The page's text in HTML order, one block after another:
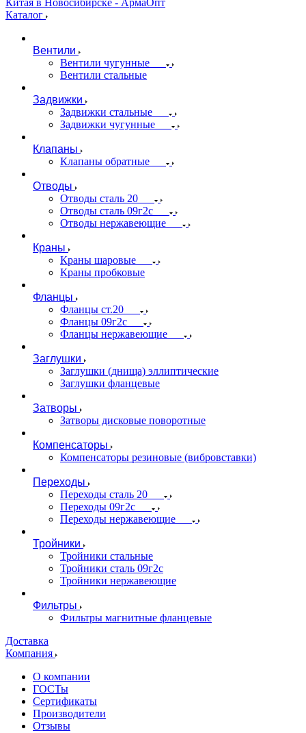
Каталог
Вентили
Вентили чугунные
Вентили стальные
Задвижки
Задвижки стальные
Задвижки чугунные
Клапаны
Клапаны обратные
Отводы
Отводы сталь 20
Отводы сталь 09г2с
Отводы нержавеющие
Краны
Краны шаровые
Краны пробковые
Фланцы
Фланцы ст.20
Фланцы 09г2с
Фланцы нержавеющие
Заглушки
Заглушки (днища) эллиптические
Заглушки фланцевые
Затворы
Затворы дисковые поворотные
Компенсаторы
Компенсаторы резиновые (вибровставки)
Переходы
Переходы сталь 20
Переходы 09г2с
Переходы нержавеющие
Тройники
Тройники стальные
Тройники сталь 09г2с
Тройники нержавеющие
Фильтры
Фильтры магнитные фланцевые
Доставка
Компания
О компании
ГОСТы
Сертификаты
Производители
Отзывы